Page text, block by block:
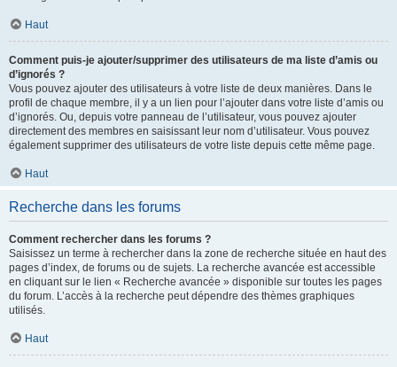
Haut
Comment puis-je ajouter/supprimer des utilisateurs de ma liste d’amis ou
d’ignorés ?
Vous pouvez ajouter des utilisateurs à votre liste de deux manières. Dans le
profil de chaque membre, il y a un lien pour l’ajouter dans votre liste d’amis ou
d’ignorés. Ou, depuis votre panneau de l’utilisateur, vous pouvez ajouter
directement des membres en saisissant leur nom d’utilisateur. Vous pouvez
également supprimer des utilisateurs de votre liste depuis cette même page.
Haut
Recherche dans les forums
Comment rechercher dans les forums ?
Saisissez un terme à rechercher dans la zone de recherche située en haut des
pages d’index, de forums ou de sujets. La recherche avancée est accessible
en cliquant sur le lien « Recherche avancée » disponible sur toutes les pages
du forum. L’accès à la recherche peut dépendre des thèmes graphiques
utilisés.
Haut